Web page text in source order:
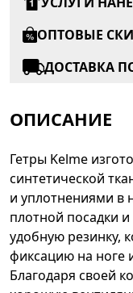
ОПТОВЫЕ
ДОСТАВКА
ОПИСАНИЕ
Гетры Kelme
синтетической
и уплотнениями в
плотной посадки
удобную резинку,
фиксацию на ноге
Благодаря своей